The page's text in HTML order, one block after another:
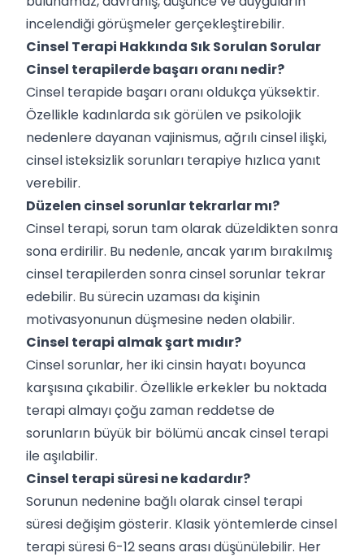
incelendiği görüşmeler gerçekleştirebilir.
Cinsel Terapi Hakkında Sık Sorulan Sorular
Cinsel terapilerde başarı oranı nedir?
Cinsel terapide başarı oranı oldukça yüksektir.
Özellikle kadınlarda sık görülen ve psikolojik
nedenlere dayanan vajinismus, ağrılı cinsel ilişki,
cinsel isteksizlik sorunları terapiye hızlıca yanıt
verebilir.
Düzelen cinsel sorunlar tekrarlar mı?
Cinsel terapi, sorun tam olarak düzeldikten sonra
sona erdirilir. Bu nedenle, ancak yarım bırakılmış
cinsel terapilerden sonra cinsel sorunlar tekrar
edebilir. Bu sürecin uzaması da kişinin
motivasyonunun düşmesine neden olabilir.
Cinsel terapi almak şart mıdır?
Cinsel sorunlar, her iki cinsin hayatı boyunca
karşısına çıkabilir. Özellikle erkekler bu noktada
terapi almayı çoğu zaman reddetse de
sorunların büyük bir bölümü ancak cinsel terapi
ile aşılabilir.
Cinsel terapi süresi ne kadardır?
Sorunun nedenine bağlı olarak cinsel terapi
süresi değişim gösterir. Klasik yöntemlerde cinsel
terapi süresi 6-12 seans arası düşünülebilir. Her